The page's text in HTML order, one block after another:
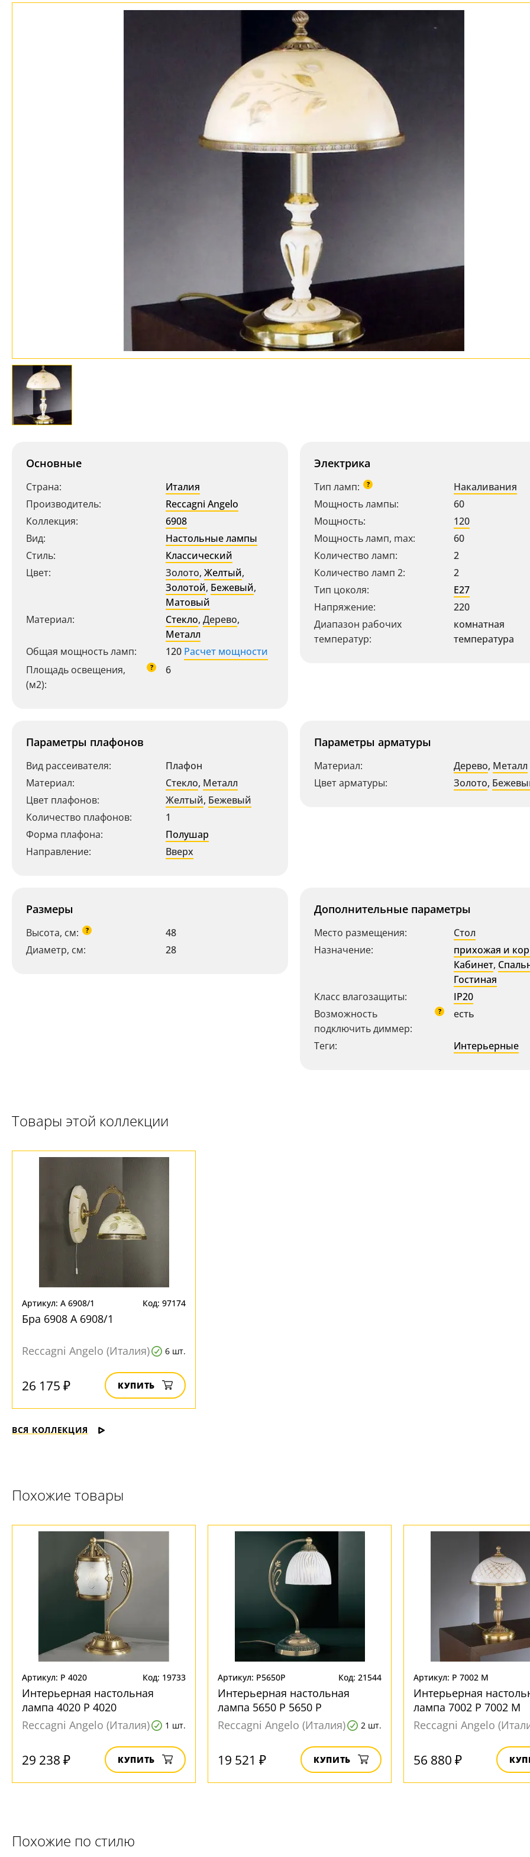
Бренды
+7 (800) 775-63-32 - бесплатно по России
+7 (495) 255-03-21- бесплатная доставка
Основные
Страна:
Италия
Производитель:
Reccagni Angelo
Коллекция:
6908
Вид:
Настольные лампы
Стиль:
Классический
Цвет:
Золото, Желтый,
Золотой, Бежевый,
Матовый
Материал:
Стекло, Дерево,
Металл
Общая мощность ламп:
120 Расчет мощности
Площадь освещения,
(м2):
? 6
Электрика
Тип ламп: ?
Накаливания
Мощность лампы:
60
Мощность:
120
Мощность ламп, max:
60
Количество ламп:
2
Количество ламп 2:
2
Тип цоколя:
E27
Напряжение:
220
Диапазон рабочих
температур:
комнатная
температура
Параметры плафонов
Вид рассеивателя:
Плафон
Материал:
Стекло, Металл
Цвет плафонов:
Желтый, Бежевый
Количество плафонов:
1
Форма плафона:
Полушар
Направление:
Вверх
Параметры арматуры
Материал: Дерево, Металл
Цвет арматуры:
Золото,
Размеры
Высота, см: ?
48
Диаметр, см:
28
Дополнительные параметры
Место размещения:
Стол
Назначение:
прихожая и
Кабинет,
Гостиная
Класс влагозащиты:
IP20
Возможность
подключить диммер:
? есть
Теги: Интерьерные
Товары этой коллекции
Артикул: A 6908/1 Код: 97174
Бра 6908 A 6908/1
Reccagni Angelo (Италия) 6 шт.
26 175 ₽ КУПИТЬ
ВСЯ КОЛЛЕКЦИЯ
Похожие товары
Артикул: P 4020 Код: 19733
Интерьерная настольная
лампа 4020 P 4020
Reccagni Angelo (Италия)
1 шт.
29 238 ₽ КУПИТЬ
Артикул: P5650P Код: 21544
Интерьерная настольная
лампа 5650 P 5650 P
Reccagni Angelo (Италия)
2 шт.
19 521 ₽ КУПИТЬ
Артикул: P 7002 M
Интерьерная
лампа 7002 P 7002 M
Reccagni Angelo
56 880 ₽
Похожие по стилю